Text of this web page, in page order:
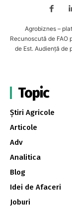
Agrobiznes –
Recunoscută de FAO
de Est. Audiență de
Topic
Știri Agricole
Articole
Adv
Analitica
Blog
Idei de Afaceri
Joburi